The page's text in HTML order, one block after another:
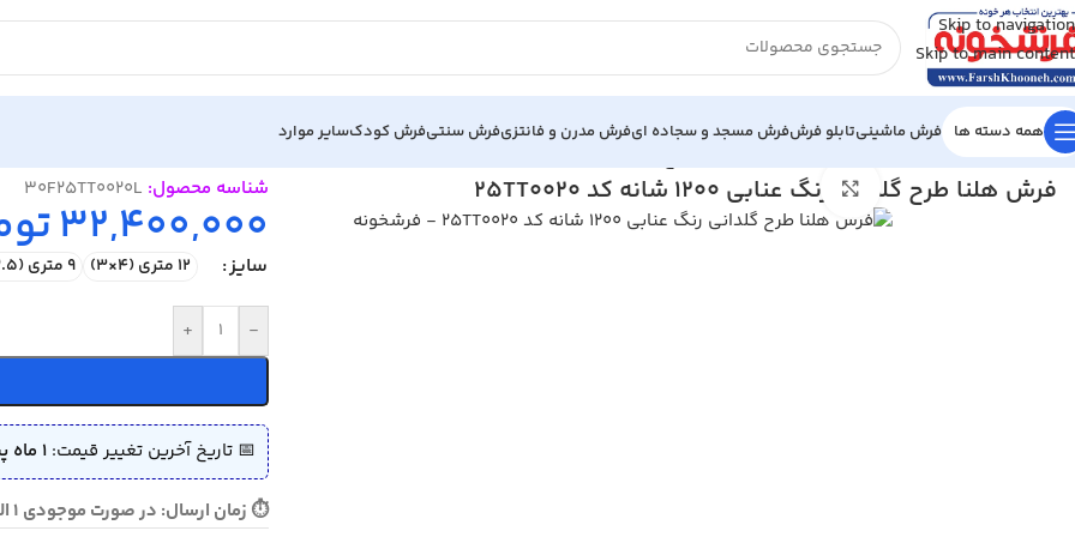
Skip to navigation
Skip to main content
همه دسته ها فرش ماشینیتابلو فرشفرش مسجد و سجاده ایفرش مدرن و فانتزیفرش سنتیفرش کودکسایر موارد
خانه/فرش ماشینی
فرش هلنا طرح گلدانی رنگ عنابی 1200 شانه کد 25TT0020
بزرگنمایی تصویر شناسه محصول: 30F25TT0020L
32,400,000
سایز 12 متری (4×3) 9 متری (3.5×2.5)
-
+
📅 تاریخ آخرین تغییر قیمت: 1 ماه پیش (1405/04/08)
⏱ زمان ارسال: در صورت موجودی 1 الی 2 روز - در صورت نیاز به بافت 10 الی 12 روز ارسال می گردد